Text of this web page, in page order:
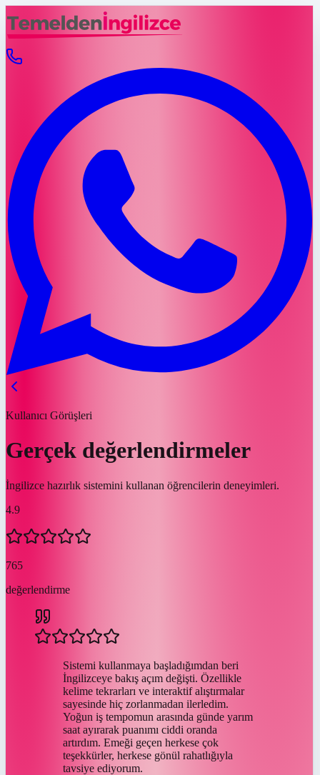
Kullanıcı Görüşleri
Gerçek değerlendirmeler
İngilizce hazırlık sistemini kullanan öğrencilerin deneyimleri.
4.9
765
değerlendirme
Sistemi kullanmaya başladığımdan beri
İngilizceye bakış açım değişti. Özellikle
kelime tekrarları ve interaktif alıştırmalar
sayesinde hiç zorlanmadan ilerledim.
Yoğun iş tempomun arasında günde yarım
saat ayırarak puanımı ciddi oranda
artırdım. Emeği geçen herkese çok
teşekkürler, herkese gönül rahatlığıyla
tavsiye ediyorum.